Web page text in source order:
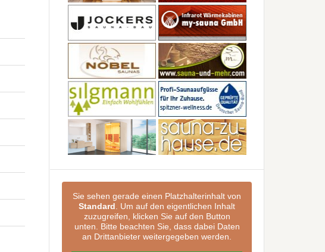
Sie sehen gerade einen Platzhalterinhalt von
Standard . Um auf den eigentlichen Inhalt
zuzugreifen, klicken Sie auf den Button
unten. Bitte beachten Sie, dass dabei Daten
an Drittanbieter weitergegeben werden.